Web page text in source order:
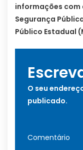
informações com
Segurança
Público Estadual
O seu
publicado.
Comentário